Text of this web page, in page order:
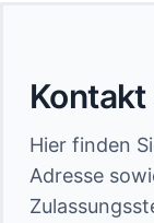
Hier finden
Adresse